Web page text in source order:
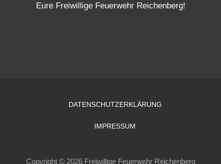
Eure Freiwillige Feuerwehr Reichenberg!
DATENSCHUTZERKLÄRUNG
IMPRESSUM
Copyright © 2026 Freiwillige Feuerwehr Reichenberg